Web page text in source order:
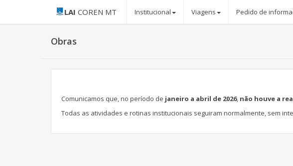
LAI COREN MT Institucional Viagens Pedido de
Obras
Comunicamos que, no período de janeiro a abril de 2026, não houve a
Todas as atividades e rotinas institucionais seguiram normalmente, sem